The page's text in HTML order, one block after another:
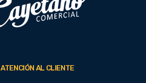
ATENCIÓN AL CLIENTE